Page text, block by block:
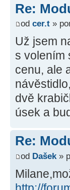
Re:
od cer.t »
Už jsem
s volením
cenu, ale
dvě
úsek a
Re:
od Dašek »